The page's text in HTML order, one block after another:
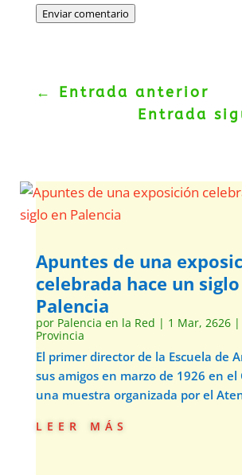
Enviar comentario
← Entrada anterior
Entrada
Apuntes de una
celebrada hace un
Palencia
por Palencia en la Red | 1 Mar, 2626|
Provincia
El primer director de la Escuela de
sus amigos en marzo de 1926 en el
una muestra organizada por el
leer más